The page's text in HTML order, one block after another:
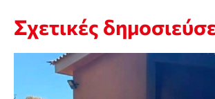
Σχετικές